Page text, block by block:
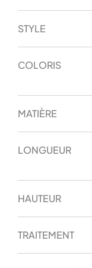
STYLE
COLORIS
MATIÈRE
LONGUEUR
HAUTEUR
TRAITEMENT